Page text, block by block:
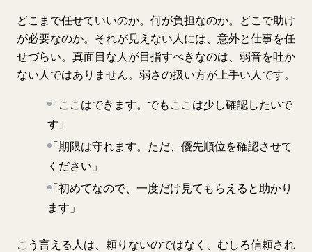
どこまで任せていいのか。何が負担なのか。どこで助け
が必要なのか。それが見えない人には、意外と仕事を任
せづらい。真面目な人が目指すべきなのは、弱音を吐か
ない人ではありません。弱さの扱い方が上手い人です。
「ここはできます。でもここは少し確認したいで
す」
「期限は守れます。ただ、優先順位を確認させて
ください」
「初めてなので、一度だけ見てもらえると助かり
ます」
こう言える人は、頼りないのではなく、むしろ信頼され